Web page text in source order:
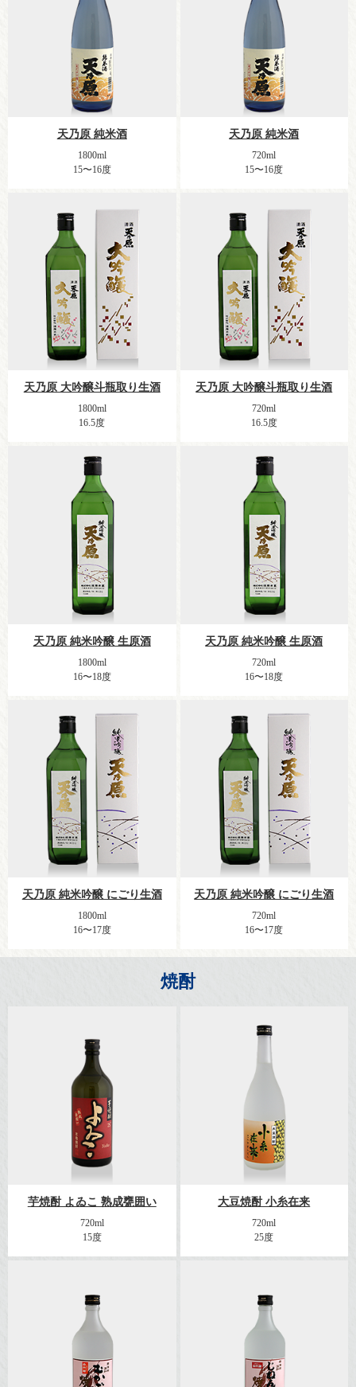
天乃原 純米酒
1800ml
15〜16度
天乃原 純米酒
720ml
15〜16度
天乃原 大吟醸斗瓶取り生酒
1800ml
16.5度
天乃原 大吟醸斗瓶取り生酒
720ml
16.5度
天乃原 純米吟醸 生原酒
1800ml
16〜18度
天乃原 純米吟醸 生原酒
720ml
16〜18度
天乃原 純米吟醸 にごり生酒
1800ml
16〜17度
天乃原 純米吟醸 にごり生酒
720ml
16〜17度
焼酎
芋焼酎 よゐこ 熟成甕囲い
720ml
15度
大豆焼酎 小糸在来
720ml
25度